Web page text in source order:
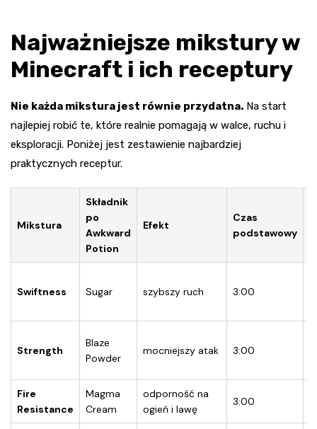
Najważniejsze mikstury w
Minecraft i ich receptury
Nie każda mikstura jest równie przydatna. Na start
najlepiej robić te, które realnie pomagają w walce, ruchu i
eksploracji. Poniżej jest zestawienie najbardziej
praktycznych receptur.
Mikstura
Składnik
po
Awkward
Potion
Efekt
Czas
podstawowy
Swiftness Sugar szybszy ruch 3:00
Strength
Blaze
Powder
mocniejszy atak 3:00
Fire
Resistance
Magma
Cream
odporność na
ogień i lawę
3:00